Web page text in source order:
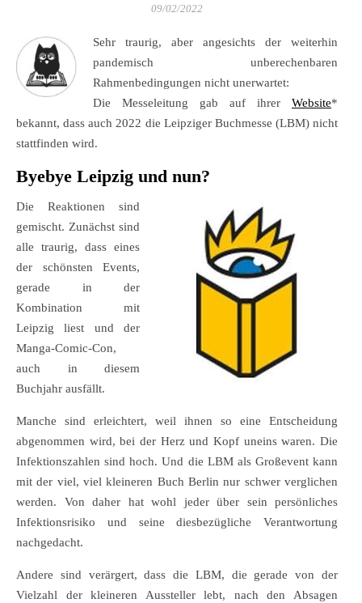
09/02/2022
Sehr traurig, aber angesichts der weiterhin
pandemisch unberechenbaren
Rahmenbedingungen nicht unerwartet:
Die Messeleitung gab auf ihrer Website*
bekannt, dass auch 2022 die Leipziger Buchmesse (LBM) nicht
stattfinden wird.
Byebye Leipzig und nun?
Die Reaktionen sind
gemischt. Zunächst sind
alle traurig, dass eines
der schönsten Events,
gerade in der
Kombination mit
Leipzig liest und der
Manga-Comic-Con,
auch in diesem
Buchjahr ausfällt.
Manche sind erleichtert, weil ihnen so eine Entscheidung
abgenommen wird, bei der Herz und Kopf uneins waren. Die
Infektionszahlen sind hoch. Und die LBM als Großevent kann
mit der viel, viel kleineren Buch Berlin nur schwer verglichen
werden. Von daher hat wohl jeder über sein persönliches
Infektionsrisiko und seine diesbezügliche Verantwortung
nachgedacht.
Andere sind verärgert, dass die LBM, die gerade von der
Vielzahl der kleineren Aussteller lebt, nach den Absagen